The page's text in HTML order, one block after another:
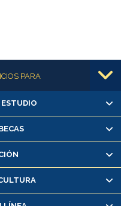
PARA
os
asignaturas
de notas
y dental
ESTUDIO